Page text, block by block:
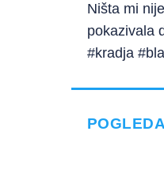
Ništa mi
pokazivala
#kradja